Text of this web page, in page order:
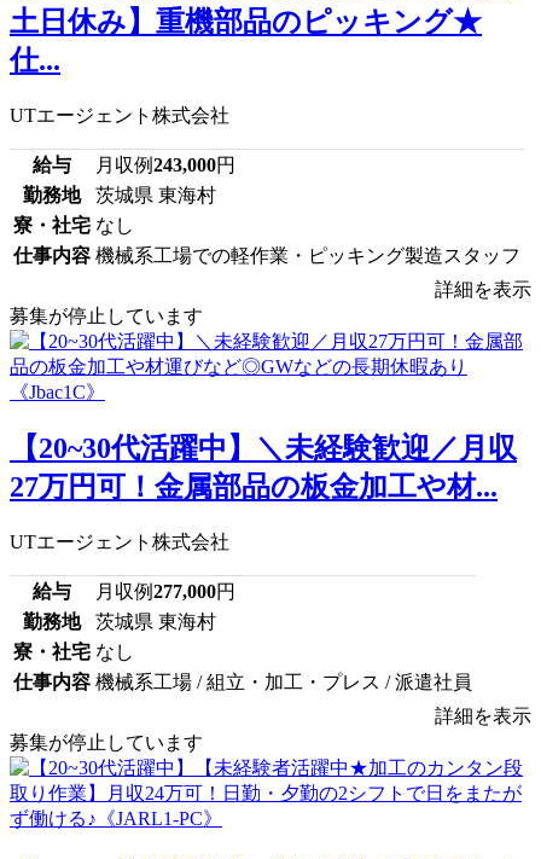
土日休み】重機部品のピッキング★
仕...
UTエージェント株式会社
給与 月収例243,000円
勤務地
茨城県 東海村
寮・社宅 なし
仕事内容 機械系工場での軽作業・ピッキング製造スタッフ
詳細を表示
募集が停止しています
【20~30代活躍中】＼未経験歓迎／月収
27万円可！金属部品の板金加工や材...
UTエージェント株式会社
給与 月収例277,000円
勤務地
茨城県 東海村
寮・社宅 なし
仕事内容 機械系工場 / 組立・加工・プレス / 派遣社員
詳細を表示
募集が停止しています